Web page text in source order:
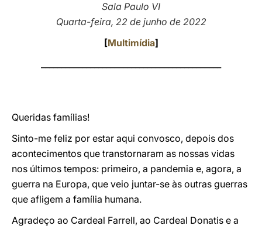
Sala Paulo VI
Quarta-feira, 22 de junho de 2022
[Multimídia]
Queridas famílias!
Sinto-me feliz por estar aqui convosco, depois dos
acontecimentos que transtornaram as nossas vidas
nos últimos tempos: primeiro, a pandemia e, agora, a
guerra na Europa, que veio juntar-se às outras guerras
que afligem a família humana.
Agradeço ao Cardeal Farrell, ao Cardeal Donatis e a